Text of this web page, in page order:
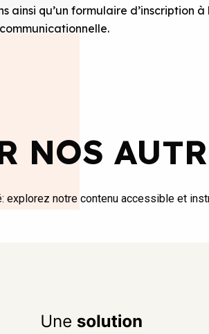
ainsi qu’un formulaire d’inscription
NOS
explorez notre contenu accessible et